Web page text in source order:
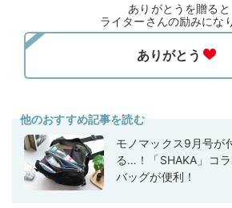
ありがとうを贈ると
ライターさんの励みにな
他のおすすめ記事を読む
モノマックス9月号が
る…！「SHAKA」コ
バッグが便利！